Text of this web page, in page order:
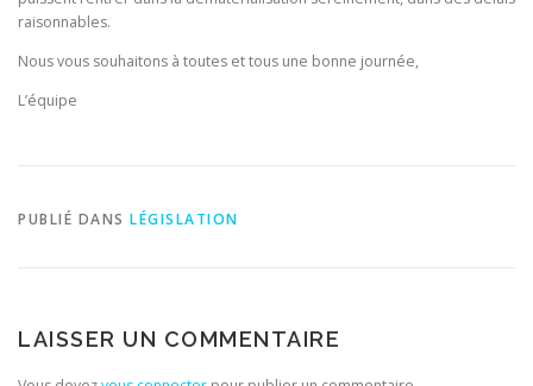
raisonnables.
Nous vous souhaitons à toutes et tous une bonne journée,
L’équipe
PUBLIÉ DANS LÉGISLATION
LAISSER UN COMMENTAIRE